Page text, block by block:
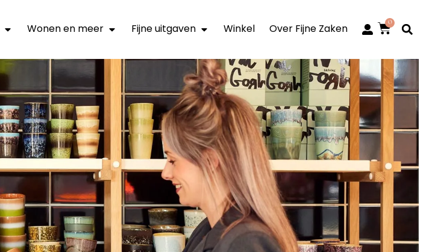
Wonen en meer Fijne uitgaven Winkel Over Fijne Zaken
0